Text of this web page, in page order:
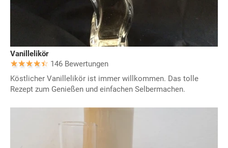
Vanillelikör
146 Bewertungen
Köstlicher Vanillelikör ist immer willkommen. Das tolle
Rezept zum Genießen und einfachen Selbermachen.